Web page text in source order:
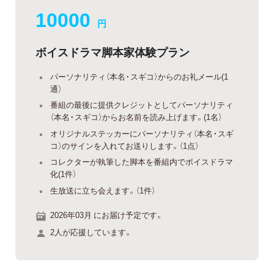
10000 円
ボイスドラマ脚本家体験プラン
パーソナリティ（本名・スギコ）からのお礼メール(1
通）
番組の最後に提供クレジットとしてパーソナリティ
（本名・スギコ）からお名前を読み上げます。(1名）
オリジナルステッカーにパーソナリティ（本名・スギ
コ）のサインを入れてお送りします。（1点）
コレクターが執筆した脚本を番組内でボイスドラマ
化(1件）
生放送に立ち会えます。（1件）
2026年03月 にお届け予定です。
2人が応援しています。